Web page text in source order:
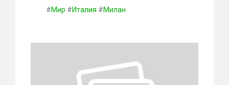
#Мир #Италия #Милан